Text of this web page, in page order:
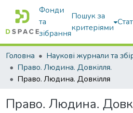
Фонди
та
зібрання
Пошук за
критеріями
Головна
Право. Людина. Довкілля.
Право. Людина. Довкілля
Право. Людина.